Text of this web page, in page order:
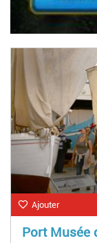
Ajouter
Port Musée